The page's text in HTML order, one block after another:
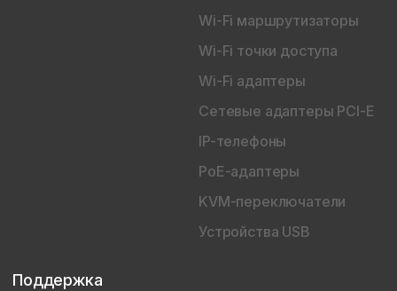
Wi-Fi маршрутизаторы
Wi-Fi точки доступа
Wi-Fi адаптеры
Сетевые адаптеры PCI-E
IP-телефоны
PoE-адаптеры
KVM-переключатели
Устройства USB
Поддержка